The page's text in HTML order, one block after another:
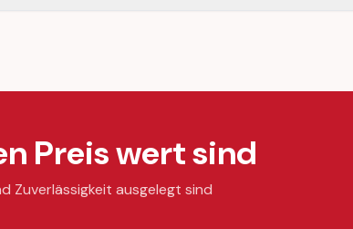
Preis wert sind
Zuverlässigkeit ausgelegt sind